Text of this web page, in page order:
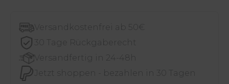
Versandkostenfrei ab 50€
30 Tage Rückgaberecht
Versandfertig in 24-48h
Jetzt shoppen - bezahlen in 30 Tagen